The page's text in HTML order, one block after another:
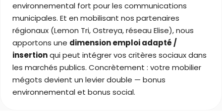
environnemental fort pour les communications
municipales. Et en mobilisant nos partenaires
régionaux (Lemon Tri, Ostreya, réseau Elise), nous
apportons une dimension emploi adapté /
insertionqui peut intégrer vos critères sociaux dans
les marchés publics. Concrètement : votre mobilier
mégots devient un levier double — bonus
environnemental et bonus social.